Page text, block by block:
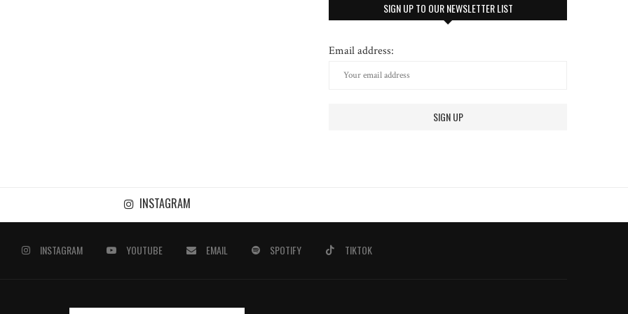
SIGN UP TO OUR NEWSLETTER LIST
Email address:
INSTAGRAM
INSTAGRAM YOUTUBE EMAIL SPOTIFY TIKTOK